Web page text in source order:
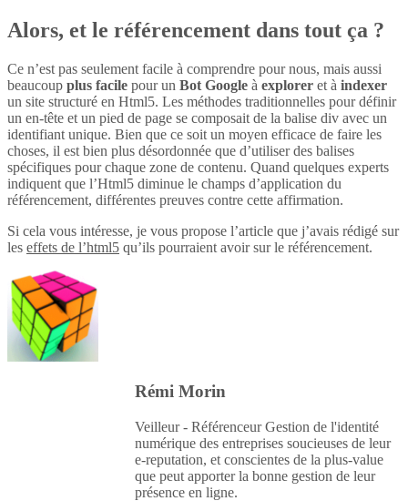
Alors, et le référencement dans tout ça ?
Ce n’est pas seulement facile à comprendre pour nous, mais aussi
beaucoup plus facile pour un Bot Google à explorer et à indexer
un site structuré en Html5. Les méthodes traditionnelles pour définir
un en-tête et un pied de page se composait de la balise div avec un
identifiant unique. Bien que ce soit un moyen efficace de faire les
choses, il est bien plus désordonnée que d’utiliser des balises
spécifiques pour chaque zone de contenu. Quand quelques experts
indiquent que l’Html5 diminue le champs d’application du
référencement, différentes preuves contre cette affirmation.
Si cela vous intéresse, je vous propose l’article que j’avais rédigé sur
les effets de l’html5 qu’ils pourraient avoir sur le référencement.
Rémi Morin
Veilleur - Référenceur Gestion de l'identité
numérique des entreprises soucieuses de leur
e-reputation, et conscientes de la plus-value
que peut apporter la bonne gestion de leur
présence en ligne.